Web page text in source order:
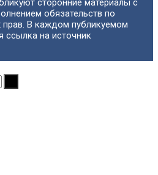
сторонние материалы с
обязательств по
прав. В каждом публикуемом
ссылка на источник